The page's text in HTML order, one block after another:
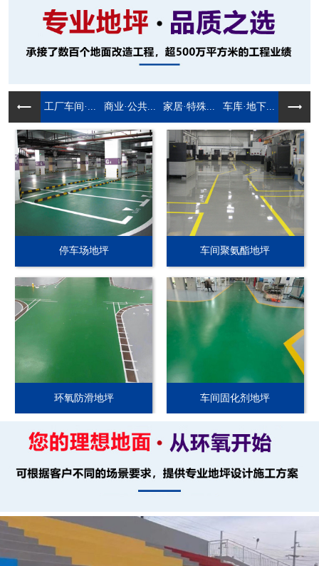
工厂车间·... 商业·公共... 家居·特殊... 车库·地下...
停车场地坪 车间聚氨酯地坪
环氧防滑地坪 车间固化剂地坪